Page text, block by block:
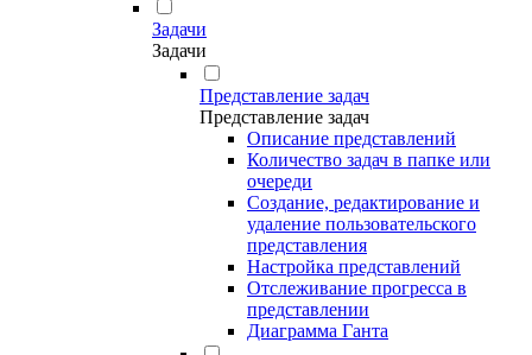
Задачи
Задачи
Представление задач
Представление задач
Описание представлений
Количество задач в папке или
очереди
Создание, редактирование и
удаление пользовательского
представления
Настройка представлений
Отслеживание прогресса в
представлении
Диаграмма Ганта